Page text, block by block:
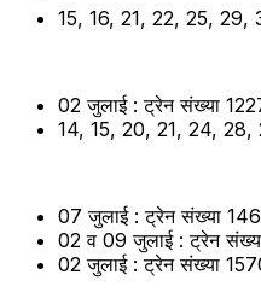
15, 16, 21, 22, 25, 29,
02 जुलाई : ट्रेन संख्या
14, 15, 20, 21, 24, 28,
07 जुलाई : ट्रेन संख्या
02 व 09 जुलाई : ट्रेन संख्या
02 जुलाई : ट्रेन संख्या